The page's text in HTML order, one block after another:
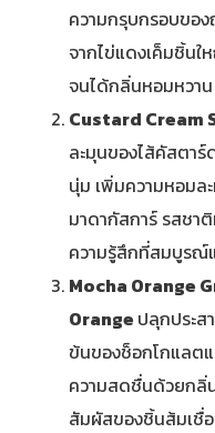
ความกรุบกรอบของ
จากไข่แดงเค็มชิ้น
จนได้กลิ่นหอมหวา
Custard Cream
ละมุนของไส้คัสตาร์
นุ่ม เพิ่มความหอมล
มาดากัสการ์ รสชา
ความรู้สึกที่สมบูรณ์
Mocha Orange
Orange ปลุกประ
ข้นของช็อกโกแลต
ความสดชื่นด้วยกลิ่
สัมผัสของชิ้นส้มเชื่